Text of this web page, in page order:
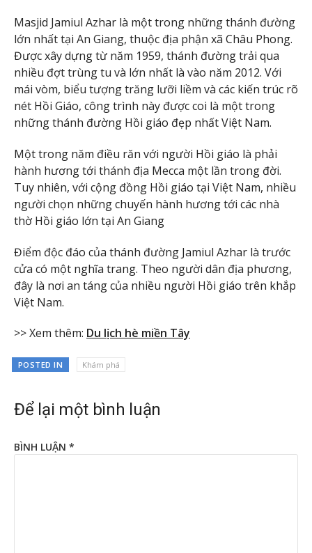
Masjid Jamiul Azhar là một trong những thánh đường
lớn nhất tại An Giang, thuộc địa phận xã Châu Phong.
Được xây dựng từ năm 1959, thánh đường trải qua
nhiều đợt trùng tu và lớn nhất là vào năm 2012. Với
mái vòm, biểu tượng trăng lưỡi liềm và các kiến trúc rõ
nét Hồi Giáo, công trình này được coi là một trong
những thánh đường Hồi giáo đẹp nhất Việt Nam.
Một trong năm điều răn với người Hồi giáo là phải
hành hương tới thánh địa Mecca một lần trong đời.
Tuy nhiên, với cộng đồng Hồi giáo tại Việt Nam, nhiều
người chọn những chuyến hành hương tới các nhà
thờ Hồi giáo lớn tại An Giang
Điểm độc đáo của thánh đường Jamiul Azhar là trước
cửa có một nghĩa trang. Theo người dân địa phương,
đây là nơi an táng của nhiều người Hồi giáo trên khắp
Việt Nam.
>> Xem thêm: Du lịch hè miền Tây
POSTED IN Khám phá
Để lại một bình luận
BÌNH LUẬN *